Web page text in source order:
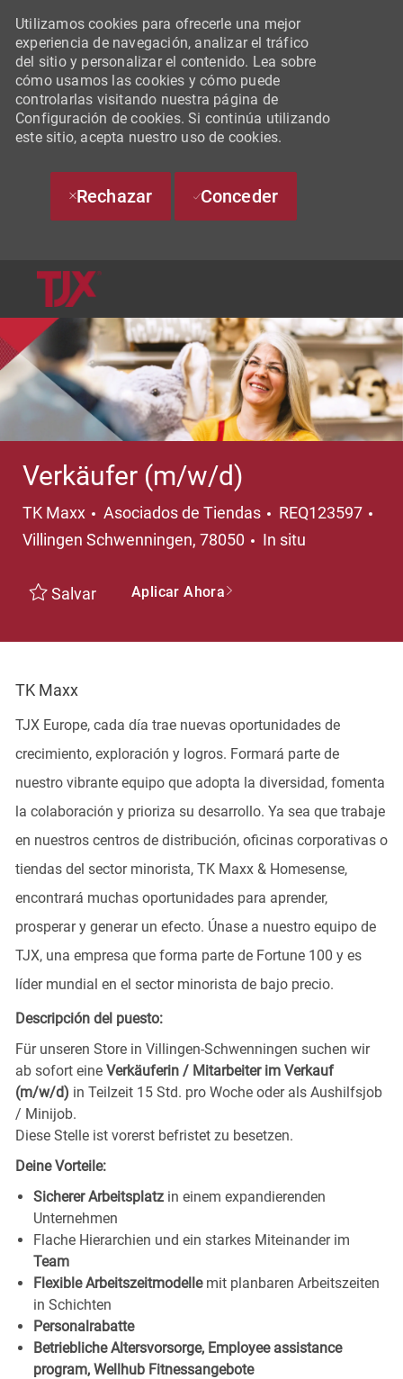
Utilizamos cookies para ofrecerle una mejor
experiencia de navegación, analizar el tráfico
del sitio y personalizar el contenido. Lea sobre
cómo usamos las cookies y cómo puede
controlarlas visitando nuestra página de
Configuración de cookies. Si continúa utilizando
este sitio, acepta nuestro uso de cookies.
Rechazar Conceder
Verkäufer (m/w/d)
TK Maxx Categoría
Asociados de Tiendas REQ123597
Villingen Schwenningen, 78050
In situ
Salvar Aplicar Ahora
TK Maxx
TJX Europe, cada día trae nuevas oportunidades de
crecimiento, exploración y logros. Formará parte de
nuestro vibrante equipo que adopta la diversidad, fomenta
la colaboración y prioriza su desarrollo. Ya sea que trabaje
en nuestros centros de distribución, oficinas corporativas o
tiendas del sector minorista, TK Maxx & Homesense,
encontrará muchas oportunidades para aprender,
prosperar y generar un efecto. Únase a nuestro equipo de
TJX, una empresa que forma parte de Fortune 100 y es
líder mundial en el sector minorista de bajo precio.
Descripción del puesto:
Für unseren Store in Villingen-Schwenningen suchen wir
ab sofort eine Verkäuferin / Mitarbeiter im Verkauf
(m/w/d) in Teilzeit 15 Std. pro Woche oder als Aushilfsjob
/ Minijob.
Diese Stelle ist vorerst befristet zu besetzen.
Deine Vorteile:
Sicherer Arbeitsplatz in einem expandierenden
Unternehmen
Flache Hierarchien und ein starkes Miteinander im
Team
Flexible Arbeitszeitmodelle mit planbaren Arbeitszeiten
in Schichten
Personalrabatte
Betriebliche Altersvorsorge, Employee assistance
program, Wellhub Fitnessangebote